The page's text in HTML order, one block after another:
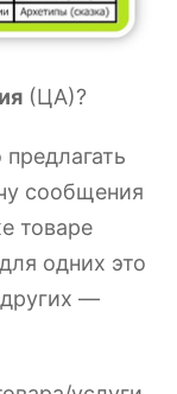
(ЦА)?
сообщения
товаре
одних это
—